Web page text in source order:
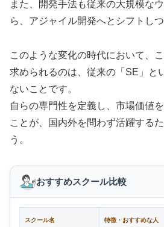
また、開発手法も従来の大規模な
ら、アジャイル開発へとシフトしつ
このような変化の時代において、
求められるのは、従来の「SE」と
ないことです。
自らの専門性を定義し、市場価値
ことが、国内外を問わず活躍する
う。
おすすめスクール比較
スクール名 特徴・おすすめな人